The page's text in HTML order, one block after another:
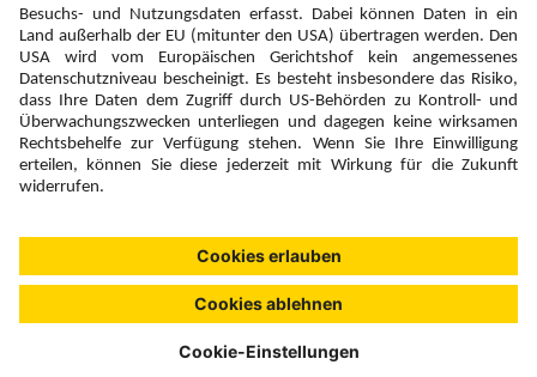
Anmelden
Fairness und
Unsere Inhalte: Standards und
Meldung
Copyright © 2026 DERTOUR Austria GmbH